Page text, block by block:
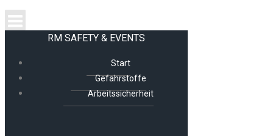
RM SAFETY & EVENTS
Start
Gefahrstoffe
Arbeitssicherheit